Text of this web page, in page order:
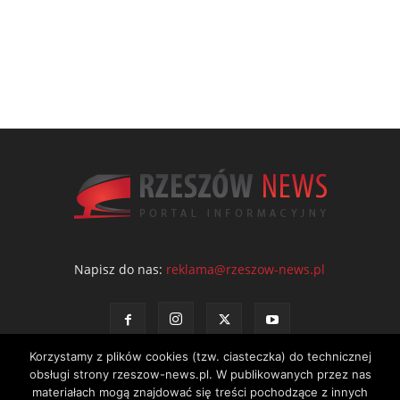
Napisz do nas: reklama@rzeszow-news.pl
Korzystamy z plików cookies (tzw. ciasteczka) do technicznej
obsługi strony rzeszow-news.pl. W publikowanych przez nas
materiałach mogą znajdować się treści pochodzące z innych